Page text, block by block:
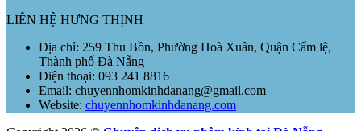
LIÊN HỆ HƯNG THỊNH
Địa chỉ: 259 Thu Bồn, Phường Hoà Xuân, Quận Cẩm lệ,
Thành phố Đà Nẵng
Điện thoại: 093 241 8816
Email: chuyennhomkinhdanang@gmail.com
Website: chuyennhomkinhdanang.com